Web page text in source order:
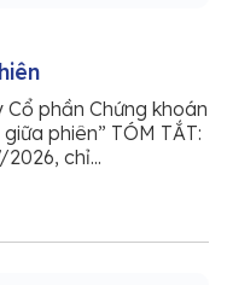
phần Chứng khoán
phiên” TÓM TẮT:
chỉ...